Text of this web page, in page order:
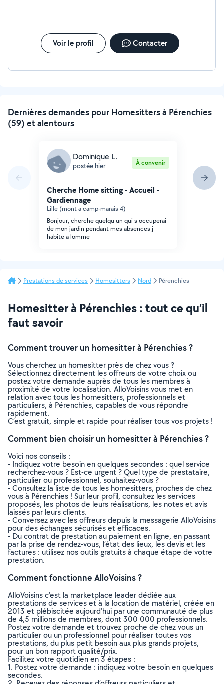
Voir le profil Contacter
Dernières demandes pour Homesitters à Pérenchies
(59) et alentours
Dominique L.
postée hier À convenir
Cherche Home sitting - Accueil -
Gardiennage
Lille (mont a camp-marais 4)
Bonjour, cherche quelqu un qui s occuperai
de mon jardin pendant mes absences j
habite a lomme
Prestations de services Homesitters Nord Pérenchies
Homesitter à Pérenchies : tout ce qu’il
faut savoir
Comment trouver un homesitter à Pérenchies ?
Vous cherchez un homesitter près de chez vous ?
Sélectionnez directement les offreurs de votre choix ou
postez votre demande auprès de tous les membres à
proximité de votre localisation. AlloVoisins vous met en
relation avec tous les homesitters, professionnels et
particuliers, à Pérenchies, capables de vous répondre
rapidement.
C’est gratuit, simple et rapide pour réaliser tous vos projets !
Comment bien choisir un homesitter à Pérenchies ?
Voici nos conseils :
- Indiquez votre besoin en quelques secondes : quel service
recherchez-vous ? Est-ce urgent ? Quel type de prestataire,
particulier ou professionnel, souhaitez-vous ?
- Consultez la liste de tous les homesitters, proches de chez
vous à Pérenchies ! Sur leur profil, consultez les services
proposés, les photos de leurs réalisations, les notes et avis
laissés par leurs clients.
- Conversez avec les offreurs depuis la messagerie AlloVoisins
pour des échanges sécurisés et efficaces.
- Du contrat de prestation au paiement en ligne, en passant
par la prise de rendez-vous, l’état des lieux, les devis et les
factures : utilisez nos outils gratuits à chaque étape de votre
prestation.
Comment fonctionne AlloVoisins ?
AlloVoisins c’est la marketplace leader dédiée aux
prestations de services et à la location de matériel, créée en
2013 et plébiscitée aujourd’hui par une communauté de plus
de 4,5 millions de membres, dont 300 000 professionnels.
Postez votre demande et trouvez proche de chez vous un
particulier ou un professionnel pour réaliser toutes vos
prestations, du plus petit besoin aux plus grands projets,
pour un bon rapport qualité/prix.
Facilitez votre quotidien en 3 étapes :
1. Postez votre demande : indiquez votre besoin en quelques
secondes.